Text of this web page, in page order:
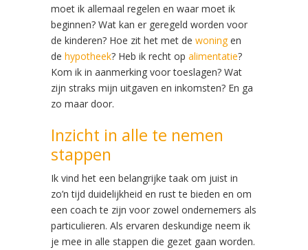
moet ik allemaal regelen en waar moet ik
beginnen? Wat kan er geregeld worden voor
de kinderen? Hoe zit het met de woningen
de hypotheek? Heb ik recht op alimentatie?
Kom ik in aanmerking voor toeslagen? Wat
zijn straks mijn uitgaven en inkomsten? En ga
zo maar door.
Inzicht in alle te nemen
stappen
Ik vind het een belangrijke taak om juist in
zo’n tijd duidelijkheid en rust te bieden en om
een coach te zijn voor zowel ondernemers als
particulieren. Als ervaren deskundige neem ik
je mee in alle stappen die gezet gaan worden.